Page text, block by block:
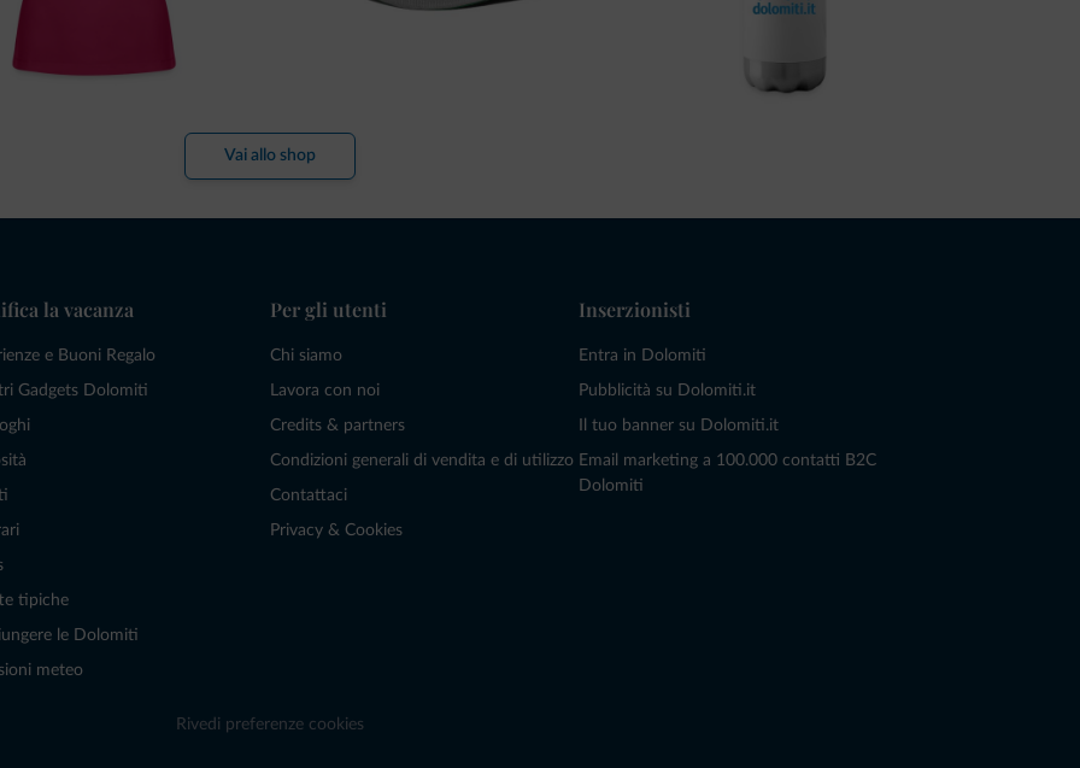
Vai allo shop
la vacanza
e Buoni Regalo
Gadgets Dolomiti
tipiche
le Dolomiti
meteo
Per gli utenti
Chi siamo
Lavora con noi
Credits & partners
Condizioni generali di vendita e di utilizzo
Contattaci
Privacy & Cookies
Inserzionisti
Entra in Dolomiti
Pubblicità su Dolomiti.it
Il tuo banner su Dolomiti.it
Email marketing a 100.000 contatti B2C
Dolomiti
Rivedi preferenze cookies